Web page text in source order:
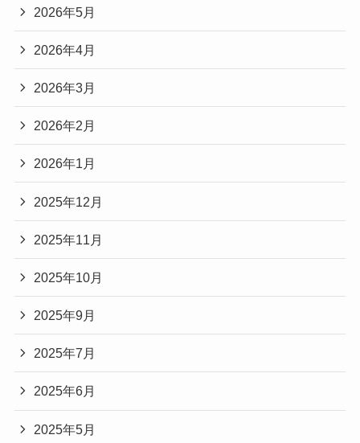
2026年5月
2026年4月
2026年3月
2026年2月
2026年1月
2025年12月
2025年11月
2025年10月
2025年9月
2025年7月
2025年6月
2025年5月